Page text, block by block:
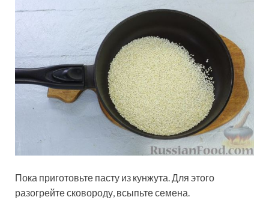
Пока приготовьте пасту из кунжута. Для этого
разогрейте сковороду, всыпьте семена.